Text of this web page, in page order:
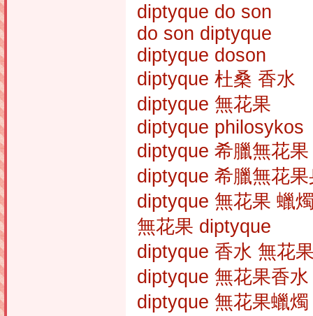
diptyque do son
do son diptyque
diptyque doson
diptyque 杜桑 香水
diptyque 無花果
diptyque philosykos
diptyque 希臘無花果
diptyque 希臘無花
diptyque 無花果 蠟
無花果 diptyque
diptyque 香水 無花
diptyque 無花果香水
diptyque 無花果蠟燭